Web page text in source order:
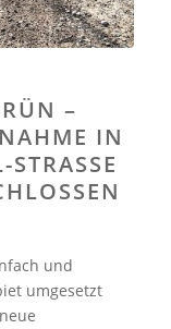
–
IN D
ER
und
umgesetzt